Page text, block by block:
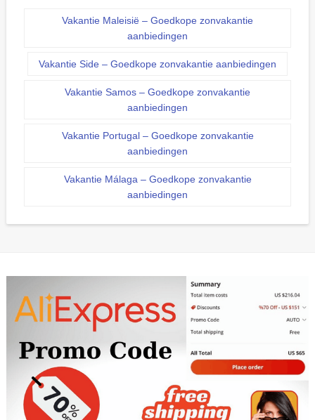
Vakantie Maleisië – Goedkope zonvakantie
aanbiedingen
Vakantie Side – Goedkope zonvakantie aanbiedingen
Vakantie Samos – Goedkope zonvakantie
aanbiedingen
Vakantie Portugal – Goedkope zonvakantie
aanbiedingen
Vakantie Málaga – Goedkope zonvakantie
aanbiedingen